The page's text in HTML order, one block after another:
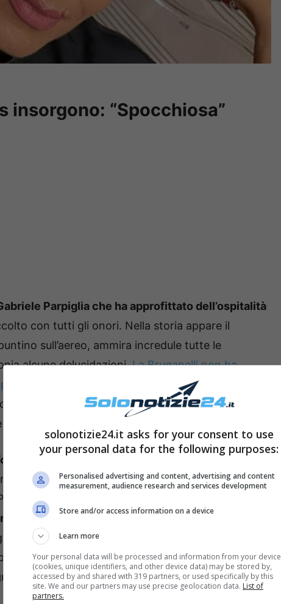
insorgono: “Spocchiosa”
Parpiglia che ha approfittato dell’ospitalità
con tutti gli onori. Nella storia appare il
sull’aereo, ammira incredule tutte le
alcune delucidazioni.La Bruganelli non ha
dai follower
che l’hanno subito ripresa
nei confronti di tutti coloro che non
vita.
soldi
ha detto Sonia al giornalista che
mai viaggiato su un aereo privato:“Effettivamente
seppur molto addentrato nel jet set di
mai avuto una vita troppo lussuosa e
decisamente impreparato. Immancabili i
fare a meno di criticare il comportamento per
Bonolis.
solonotizie24.it asks for your consent to use
your personal data for the following purposes:
Personalised advertising and content, advertising and content
measurement, audience research and services development
Store and/or access information on a device
Learn more
Your personal data will be processed and information from your device
(cookies, unique identifiers, and other device data) may be stored by,
accessed by and shared with 319 partners, or used specifically by this
site. We and our partners may use precise geolocation data. List of
partners.